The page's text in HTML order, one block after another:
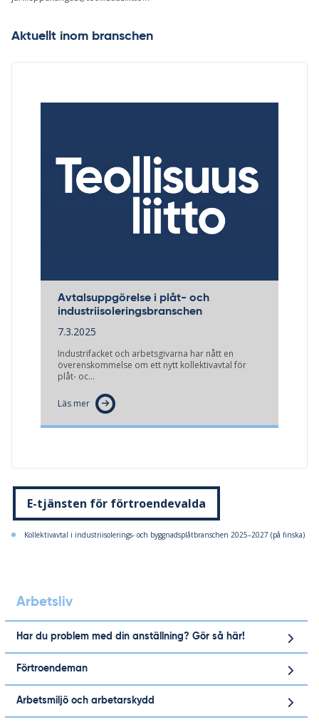
Arbetsliv
Har du problem med din anställning? Gör så här!
Förtroendeman
Arbetsmiljö och arbetarskydd
Aktuellt inom branschen
Avtalsuppgörelse i plåt- och
industriisoleringsbranschen
7.3.2025
Industrifacket och arbetsgivarna har nått en
överenskommelse om ett nytt kollektivavtal för
plåt- oc…
Läs mer
E-tjänsten för förtroendevalda
Kollektivavtal i industriisolerings- och byggnadsplåtbranschen 2025–2027 (på finska)